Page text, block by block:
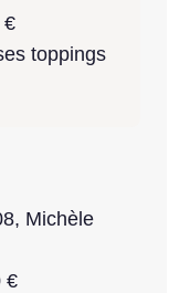
€
toppings
Michèle
€